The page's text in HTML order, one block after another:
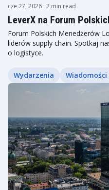
cze 27, 2026 · 2 min read
LeverX na Forum
Forum Polskich Menedżerów
liderów supply chain. Spotkaj
o logistyce.
Wydarzenia